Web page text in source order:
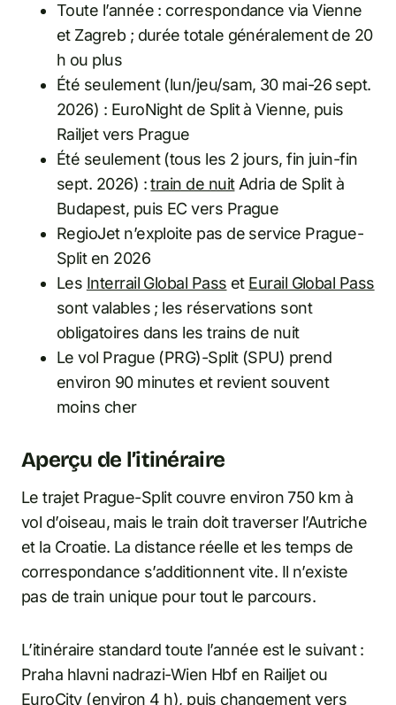
Toute l’année : correspondance via Vienne
et Zagreb ; durée totale généralement de 20
h ou plus
Été seulement (lun/jeu/sam, 30 mai-26 sept.
2026) : EuroNight de Split à Vienne, puis
Railjet vers Prague
Été seulement (tous les 2 jours, fin juin-fin
sept. 2026) :train de nuitAdria de Split à
Budapest, puis EC vers Prague
RegioJet n’exploite pas de service Prague-
Split en 2026
Les Interrail Global Pass et Eurail Global Pass
sont valables ; les réservations sont
obligatoires dans les trains de nuit
Le vol Prague (PRG)-Split (SPU) prend
environ 90 minutes et revient souvent
moins cher
Aperçu de l’itinéraire
Le trajet Prague-Split couvre environ 750 km à
vol d’oiseau, mais le train doit traverser l’Autriche
et la Croatie. La distance réelle et les temps de
correspondance s’additionnent vite. Il n’existe
pas de train unique pour tout le parcours.
L’itinéraire standard toute l’année est le suivant :
Praha hlavni nadrazi-Wien Hbf en Railjet ou
EuroCity (environ 4 h), puis changement vers